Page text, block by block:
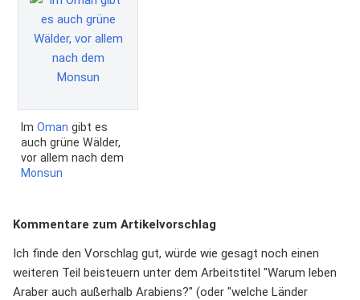
Im Oman gibt es
auch grüne Wälder,
vor allem nach dem
Monsun
Kommentare zum Artikelvorschlag
Ich finde den Vorschlag gut, würde wie gesagt noch einen
weiteren Teil beisteuern unter dem Arbeitstitel "Warum leben
Araber auch außerhalb Arabiens?" (oder "welche Länder